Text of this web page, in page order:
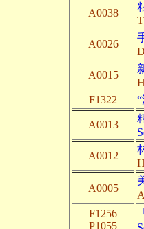
A0038
A0026
A0015
F1322
A0013
A0012
A0005
F1256
P1055